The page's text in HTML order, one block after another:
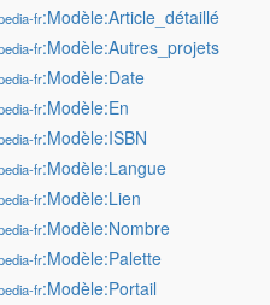
fr:Modèle:Article_détaillé
fr:Modèle:Autres_projets
fr:Modèle:Date
fr:Modèle:En
fr:Modèle:ISBN
fr:Modèle:Langue
fr:Modèle:Lien
fr:Modèle:Nombre
fr:Modèle:Palette
fr:Modèle:Portail